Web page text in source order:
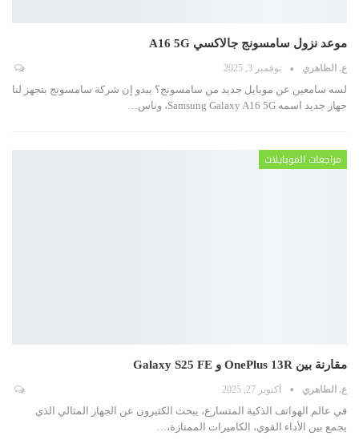
موعد نزول سامسونج جالاكسي A16 5G
ع. الطاهري نوفمبر 3, 2025
لسه سامعين عن موبايل جديد من سامسونج؟ يبدو إن شركة سامسونج بتجهز لنا
جهاز جديد اسمه Samsung Galaxy A16 5G، وناس
…
مراجعات الموبايلات
مقارنة بين OnePlus 13R و Galaxy S25 FE
ع. الطاهري أكتوبر 27, 2025
في عالم الهواتف الذكية المتسارع، يبحث الكثيرون عن الجهاز المثالي الذي
يجمع بين الأداء القوي، الكاميرات الممتازة،